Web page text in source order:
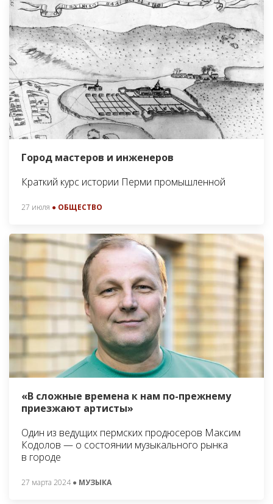
Город мастеров и инженеров
Краткий курс истории Перми промышленной
27 июля ● ОБЩЕСТВО
«В сложные времена к нам по-прежнему
приезжают артисты»
Один из ведущих пермских продюсеров Максим
Кодолов — о состоянии музыкального рынка
в городе
27 марта 2024● МУЗЫКА